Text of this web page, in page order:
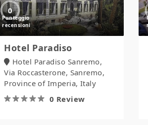
0
Hotel Paradiso
Hotel Paradiso Sanremo,
Via Roccasterone, Sanremo,
Province of Imperia, Italy
0 Review